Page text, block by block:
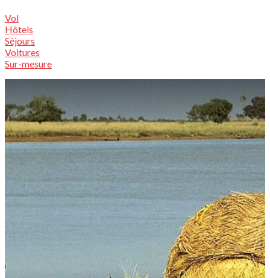
Vol
Hôtels
Séjours
Voitures
Sur-mesure